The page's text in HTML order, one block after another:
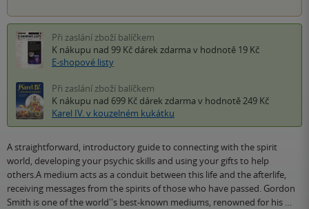
Při zaslání zboží balíčkem
K nákupu nad 99 Kč dárek zdarma v hodnotě 19 Kč
E-shopové listy
Při zaslání zboží balíčkem
K nákupu nad 699 Kč dárek zdarma v hodnotě 249 Kč
Karel IV. v kouzelném kukátku
A straightforward, introductory guide to connecting with the spirit
world, developing your psychic skills and using your gifts to help
others.A medium acts as a conduit between this life and the afterlife,
receiving messages from the spirits of those who have passed. Gordon
Smith is one of the world''s best-known mediums, renowned for his …